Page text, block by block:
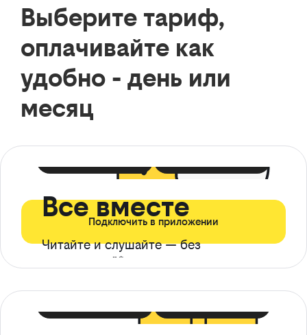
Выберите тариф,
оплачивайте как
удобно - день или
месяц
Все вместе
Читайте и слушайте — без
ограничений*
Подключить в приложении